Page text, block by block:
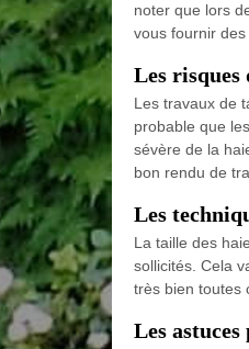
noter que lors
vous fournir des
Les risques
Les travaux de
probable que
sévère de la
bon rendu de
Les
La taille des
sollicités. Cela
très bien toutes
Les